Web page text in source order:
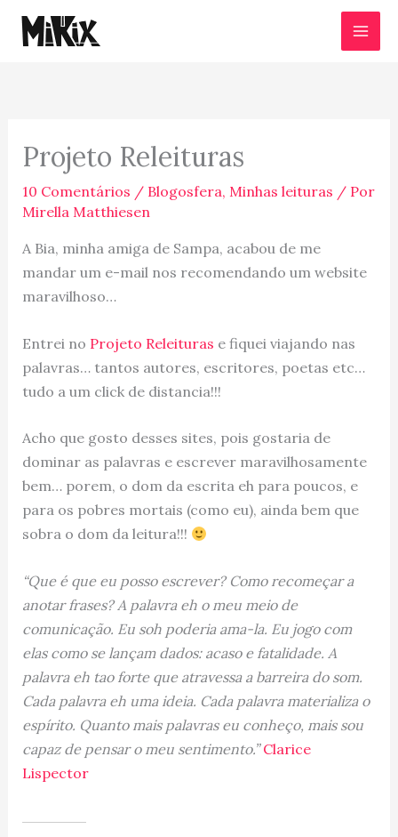
para
Projeto Releituras
10 Comentários / Blogosfera, Minhas leituras / Por
Mirella Matthiesen
A Bia, minha amiga de Sampa, acabou de me
mandar um e-mail nos recomendando um website
maravilhoso…
Entrei no Projeto Releituras e fiquei viajando nas
palavras… tantos autores, escritores, poetas etc…
tudo a um click de distancia!!!
Acho que gosto desses sites, pois gostaria de
dominar as palavras e escrever maravilhosamente
bem… porem, o dom da escrita eh para poucos, e
para os pobres mortais (como eu), ainda bem que
sobra o dom da leitura!!!
“Que é que eu posso escrever? Como recomeçar a
anotar frases? A palavra eh o meu meio de
comunicação. Eu soh poderia ama-la. Eu jogo com
elas como se lançam dados: acaso e fatalidade. A
palavra eh tao forte que atravessa a barreira do som.
Cada palavra eh uma ideia. Cada palavra materializa o
espírito. Quanto mais palavras eu conheço, mais sou
capaz de pensar o meu sentimento.”Clarice
Lispector